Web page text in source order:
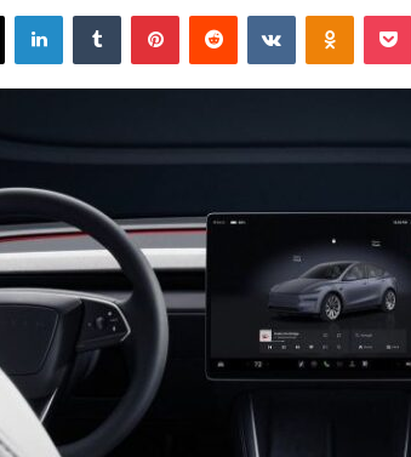
email
X LinkedInTumblr PinterestReddit VKontakte